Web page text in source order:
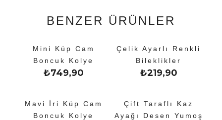
BENZER ÜRÜNLER
Mini Küp Cam
Boncuk Kolye
₺749,90
Çelik Ayarlı Renkli
Bileklikler
₺219,90
Mavi İri Küp Cam
Boncuk Kolye
Çift Taraflı Kaz
Ayağı Desen Yumoş